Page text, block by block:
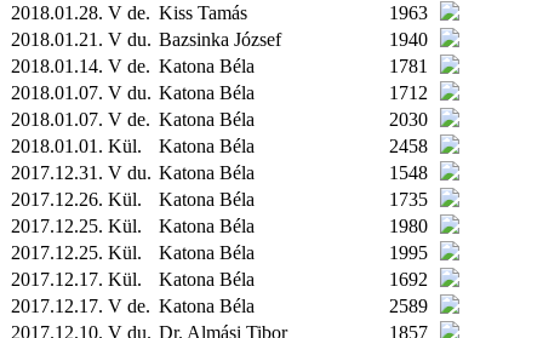
2018.01.28. V de. Kiss Tamás
1963
2018.01.21. V du. Bazsinka József
1940
2018.01.14. V de. Katona Béla
1781
2018.01.07. V du. Katona Béla
1712
2018.01.07. V de. Katona Béla
2030
2018.01.01. Kül. Katona Béla
2458
2017.12.31. V du. Katona Béla
1548
2017.12.26. Kül. Katona Béla
1735
2017.12.25. Kül. Katona Béla
1980
2017.12.25. Kül. Katona Béla
1995
2017.12.17. Kül. Katona Béla
1692
2017.12.17. V de. Katona Béla
2589
2017.12.10. V du. Dr. Almási Tibor
1857